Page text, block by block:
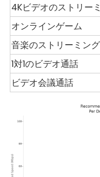
4Kビデオのストリー
オンラインゲーム
音楽のストリーミング
1対1のビデオ通話
ビデオ会議通話